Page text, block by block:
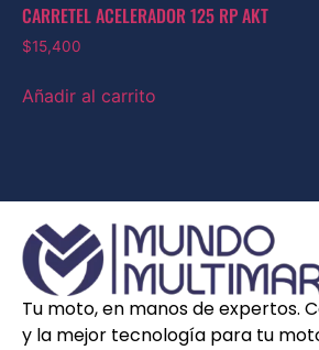
CARRETEL ACELERADOR 125 RP AKT
$15,400
Añadir al carrito
Tu moto, en manos de expertos.
y la mejor tecnología para tu